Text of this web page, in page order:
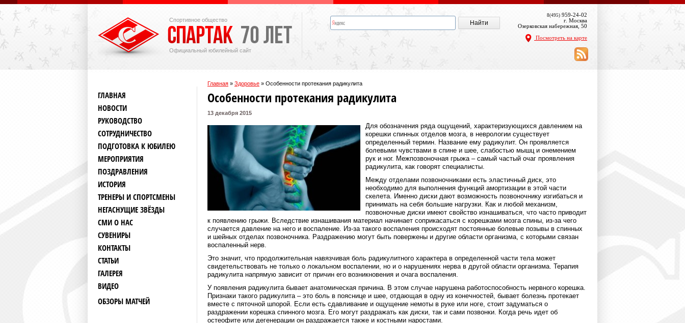
Спортивное общество
Официальный юбилейный сайт
8(495) 959-24-02
г. Москва
Озерковская набережная, 50
Посмотреть на карте
Главная » Здоровье » Особенности протекания радикулита
ГЛАВНАЯ
НОВОСТИ
РУКОВОДСТВО
СОТРУДНИЧЕСТВО
ПОДГОТОВКА К ЮБИЛЕЮ
МЕРОПРИЯТИЯ
ПОЗДРАВЛЕНИЯ
ИСТОРИЯ
ТРЕНЕРЫ И СПОРТСМЕНЫ
НЕГАСНУЩИЕ ЗВЁЗДЫ
СМИ О НАС
СУВЕНИРЫ
КОНТАКТЫ
СТАТЬИ
ГАЛЕРЕЯ
ВИДЕО
ОБЗОРЫ МАТЧЕЙ
Особенности протекания радикулита
13 декабря 2015
Для обозначения ряда ощущений, характеризующихся давлением на
корешки спинных отделов мозга, в неврологии существует
определенный термин. Название ему радикулит. Он проявляется
болевыми чувствами в спине и шее, слабостью мышц и онемением
рук и ног. Межпозвоночная грыжа – самый частый очаг проявления
радикулита, как говорят специалисты.
Между отделами позвоночниками есть эластичный диск, это
необходимо для выполнения функций амортизации в этой части
скелета. Именно диски дают возможность позвоночнику изгибаться и
принимать на себя большие нагрузки. Как и любой механизм,
позвоночные диски имеют свойство изнашиваться, что часто приводит
к появлению грыжи. Вследствие изнашивания материал начинает соприкасаться с корешками мозга спины, из-за чего
случается давление на него и воспаление. Из-за такого воспаления происходят постоянные болевые позывы в спинных
и шейных отделах позвоночника. Раздражению могут быть повержены и другие области организма, с которыми связан
воспаленный нерв.
Это значит, что продолжительная навязчивая боль радикулитного характера в определенной части тела может
свидетельствовать не только о локальном воспалении, но и о нарушениях нерва в другой области организма. Терапия
радикулита напрямую зависит от причин его возникновения и очага воспаления.
У появления радикулита бывает анатомическая причина. В этом случае нарушена работоспособность нервного корешка.
Признаки такого радикулита – это боль в пояснице и шее, отдающая в одну из конечностей, бывает болезнь протекает
вместе с пяточной шпорой. Если есть сдавливание и ощущение немоты в руке или ноге, стоит задуматься о
раздражении корешка спинного мозга. Его могут раздражать как диски, так и сами позвонки. Когда речь идет об
остеофите или дегенерации он раздражается также и костными наростами.